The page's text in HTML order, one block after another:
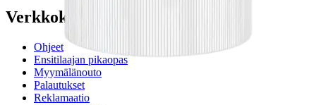
Verkkokauppa
Ohjeet
Ensitilaajan pikaopas
Myymälänouto
Palautukset
Reklamaatio